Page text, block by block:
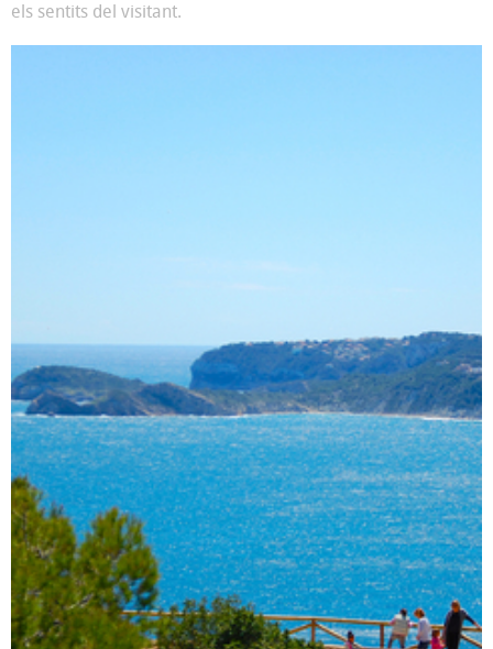
els sentits del visitant.